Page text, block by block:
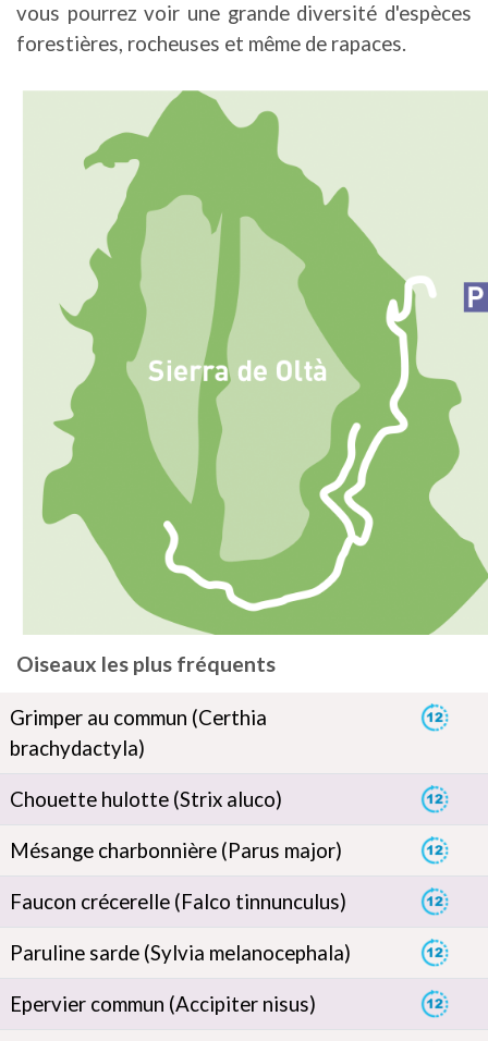
vous pourrez voir une grande diversité d'espèces
forestières, rocheuses et même de rapaces.
Image
Oiseaux les plus fréquents
Grimper au commun (Certhia
brachydactyla)
Chouette hulotte (Strix aluco)
Mésange charbonnière (Parus major)
Faucon crécerelle (Falco tinnunculus)
Paruline sarde (Sylvia melanocephala)
Epervier commun (Accipiter nisus)